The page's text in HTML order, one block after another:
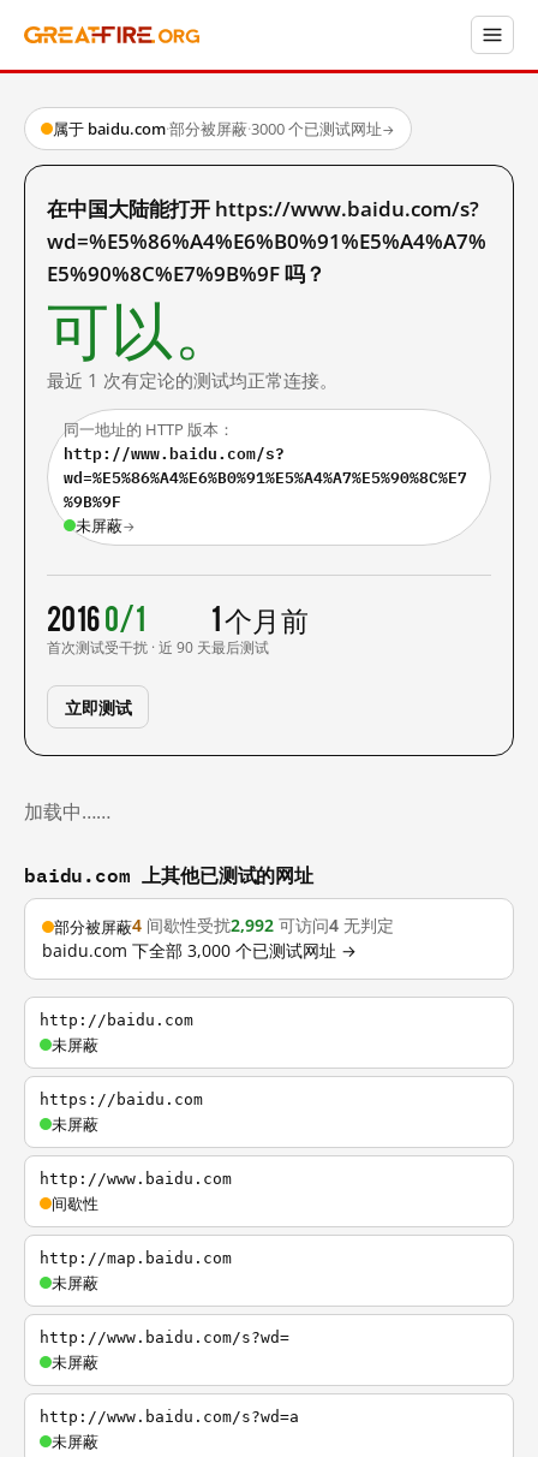
属于 baidu.com·部分被屏蔽·3000 个已测试网址→
在中国大陆能打开 https://www.baidu.com/s?
wd=%E5%86%A4%E6%B0%91%E5%A4%A7%
E5%90%8C%E7%9B%9F 吗？
可以。
最近 1 次有定论的测试均正常连接。
同一地址的 HTTP 版本：
http://www.baidu.com/s?
wd=%E5%86%A4%E6%B0%91%E5%A4%A7%E5%90%8C%E7
%9B%9F
未屏蔽→
2016
首次测试
0/1
受干扰 · 近 90 天
1 个月前
最后测试
立即测试
加载中……
baidu.com 上其他已测试的网址
部分被屏蔽4 间歇性受扰2,992 可访问4 无判定
baidu.com 下全部 3,000 个已测试网址 →
http://baidu.com
未屏蔽
https://baidu.com
未屏蔽
http://www.baidu.com
间歇性
http://map.baidu.com
未屏蔽
http://www.baidu.com/s?wd=
未屏蔽
http://www.baidu.com/s?wd=a
未屏蔽